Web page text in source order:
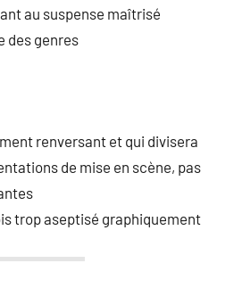
au suspense maîtrisé
des genres
renversant et qui divisera
de mise en scène, pas
trop aseptisé graphiquement